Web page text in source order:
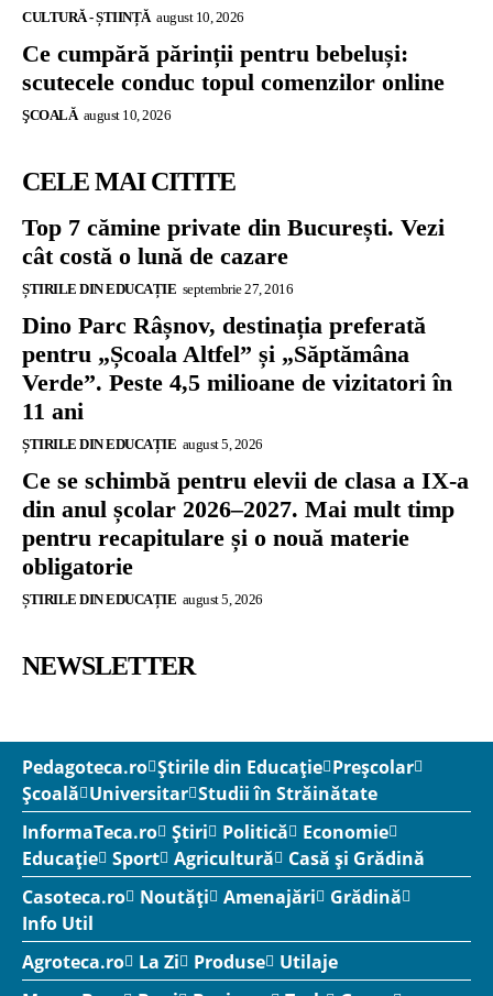
CULTURĂ - ȘTIINȚĂ august 10, 2026
Ce cumpără părinții pentru bebeluși:
scutecele conduc topul comenzilor online
ŞCOALĂ august 10, 2026
CELE MAI CITITE
Top 7 cămine private din București. Vezi
cât costă o lună de cazare
ȘTIRILE DIN EDUCAȚIE septembrie 27, 2016
Dino Parc Râșnov, destinația preferată
pentru „Școala Altfel” și „Săptămâna
Verde”. Peste 4,5 milioane de vizitatori în
11 ani
ȘTIRILE DIN EDUCAȚIE august 5, 2026
Ce se schimbă pentru elevii de clasa a IX-a
din anul școlar 2026–2027. Mai mult timp
pentru recapitulare și o nouă materie
obligatorie
ȘTIRILE DIN EDUCAȚIE august 5, 2026
NEWSLETTER
Pedagoteca.ro Știrile din Educație Preșcolar
Școală Universitar Studii în Străinătate
InformaTeca.ro Știri Politică
Economie
Educație Sport Agricultură
Casă și Grădină
Casoteca.ro
Noutăți Amenajări
Grădină
Info Util
Agroteca.ro
La Zi Produse
Utilaje